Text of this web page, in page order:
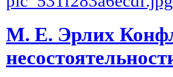
М. Е. Эрлих